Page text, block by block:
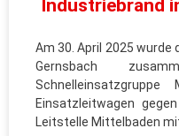
Industriebrand
Am 30. April 2025 wurde
Gernsbach
Einsatzleitwagen
Leitstelle Mittelbaden